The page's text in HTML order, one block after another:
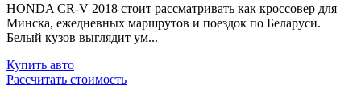
HONDA CR-V 2018 стоит рассматривать как кроссовер для
Минска, ежедневных маршрутов и поездок по Беларуси.
Белый кузов выглядит ум...
Купить авто
Рассчитать стоимость